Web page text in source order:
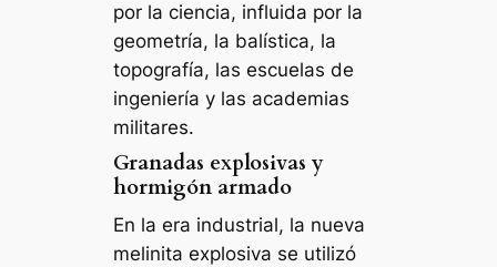
por la ciencia, influida por la
geometría, la balística, la
topografía, las escuelas de
ingeniería y las academias
militares.
Granadas explosivas y
hormigón armado
En la era industrial, la nueva
melinita explosiva se utilizó